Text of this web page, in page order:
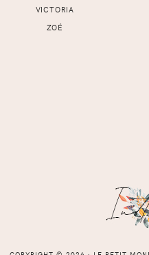
VICTORIA
ZOÉ